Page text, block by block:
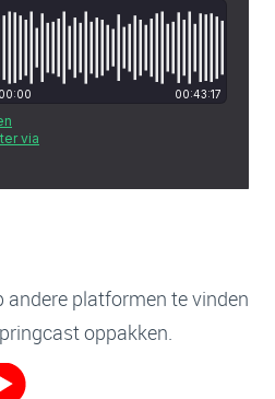
andere platformen te vinden
oppakken.